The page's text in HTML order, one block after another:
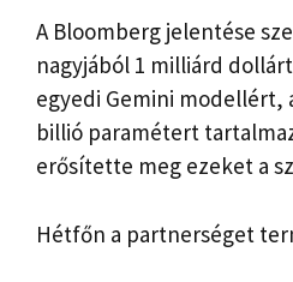
A Bloomberg jelentése
nagyjából 1 milliárd
egyedi Gemini modellért,
billió paramétert
erősítette meg ezeket a
Hétfőn a partnerséget